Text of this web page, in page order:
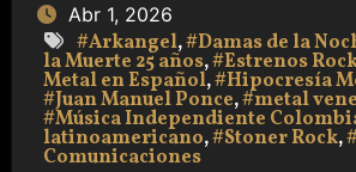
Abr 1, 2026
#Arkangel,#Damas de la
la Muerte 25 años,#Estrenos
Metal en Español,#Hipocresía
#Juan Manuel Ponce,#metal
#Música Independiente
latinoamericano,#Stoner Rock,
Comunicaciones